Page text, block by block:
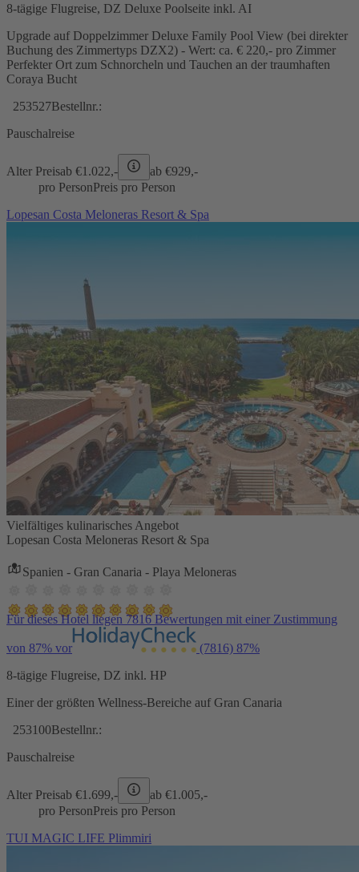
8-tägige Flugreise, DZ Deluxe Poolseite inkl. AI
Upgrade auf Doppelzimmer Deluxe Family Pool View (bei direkter
Buchung des Zimmertyps DZX2) - Wert: ca. € 220,- pro Zimmer
Perfekter Ort zum Schnorcheln und Tauchen an der traumhaften
Coraya Bucht
253527Bestellnr.:
Pauschalreise
Alter Preisab €1.022,- ab €929,-
pro PersonPreis pro Person
Lopesan Costa Meloneras Resort & Spa
Vielfältiges kulinarisches Angebot
Lopesan Costa Meloneras Resort & Spa
Spanien - Gran Canaria - Playa Meloneras
Für dieses Hotel liegen 7816 Bewertungen mit einer Zustimmung
von 87% vor (7816) 87%
8-tägige Flugreise, DZ inkl. HP
Einer der größten Wellness-Bereiche auf Gran Canaria
253100Bestellnr.:
Pauschalreise
Alter Preisab €1.699,- ab €1.005,-
pro PersonPreis pro Person
TUI MAGIC LIFE Plimmiri